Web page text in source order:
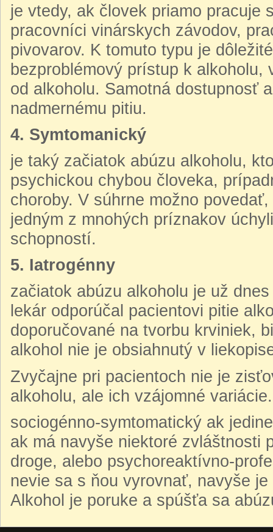
je vtedy, ak človek priamo pracuje
pracovníci vinárskych závodov,
pivovarov. K tomuto typu je
bezproblémový prístup k
od alkoholu. Samotná dostupnosť
nadmernému pitiu.
4. Symtomanický
je taký začiatok abúzu alkoholu,
psychickou chybou človeka,
choroby. V súhrne možno
jedným z mnohých príznakov
schopností.
5. Iatrogénny
začiatok abúzu alkoholu je už
lekár odporúčal pacientovi pitie
doporučované na tvorbu krviniek,
alkohol nie je obsiahnutý v
Zvyčajne pri pacientoch nie je
alkoholu, ale ich vzájomné
sociogénno-symtomatický ak
ak má navyše niektoré zvláštnosti
droge, alebo psychoreaktívno-
nevie sa s ňou vyrovnať, navyše
Alkohol je poruke a spúšťa sa